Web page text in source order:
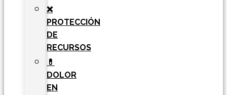
❌
PROTECCIÓN
DE
RECURSOS
💊
DOLOR
EN